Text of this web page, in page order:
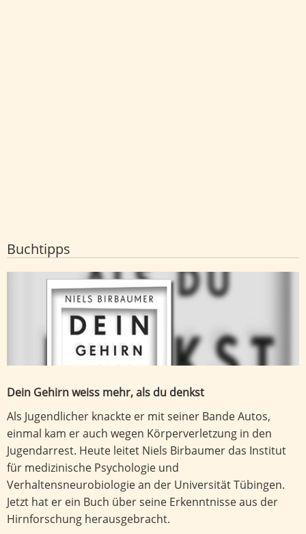
Buchtipps
Dein Gehirn weiss mehr, als du denkst
Als Jugendlicher knackte er mit seiner Bande Autos,
einmal kam er auch wegen Körperverletzung in den
Jugendarrest. Heute leitet Niels Birbaumer das Institut
für medizinische Psychologie und
Verhaltensneurobiologie an der Universität Tübingen.
Jetzt hat er ein Buch über seine Erkenntnisse aus der
Hirnforschung herausgebracht.